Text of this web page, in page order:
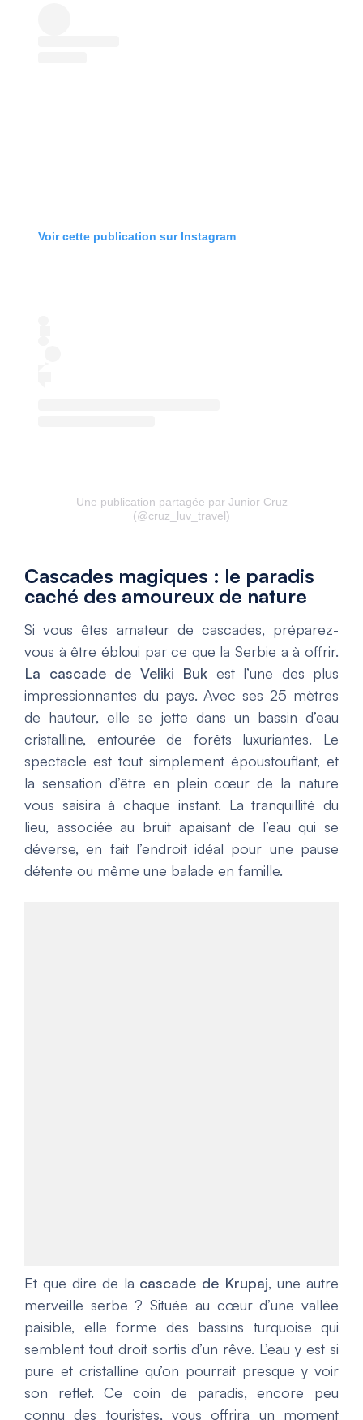
Voir cette publication sur Instagram
Une publication partagée par Junior Cruz
(@cruz_luv_travel)
Cascades magiques : le paradis
caché des amoureux de nature
Si vous êtes amateur de cascades, préparez-
vous à être ébloui par ce que la Serbie a à offrir.
La cascade de Veliki Buk est l’une des plus
impressionnantes du pays. Avec ses 25 mètres
de hauteur, elle se jette dans un bassin d’eau
cristalline, entourée de forêts luxuriantes. Le
spectacle est tout simplement époustouflant, et
la sensation d’être en plein cœur de la nature
vous saisira à chaque instant. La tranquillité du
lieu, associée au bruit apaisant de l’eau qui se
déverse, en fait l’endroit idéal pour une pause
détente ou même une balade en famille.
Et que dire de la cascade de Krupaj, une autre
merveille serbe ? Située au cœur d’une vallée
paisible, elle forme des bassins turquoise qui
semblent tout droit sortis d’un rêve. L’eau y est si
pure et cristalline qu’on pourrait presque y voir
son reflet. Ce coin de paradis, encore peu
connu des touristes, vous offrira un moment